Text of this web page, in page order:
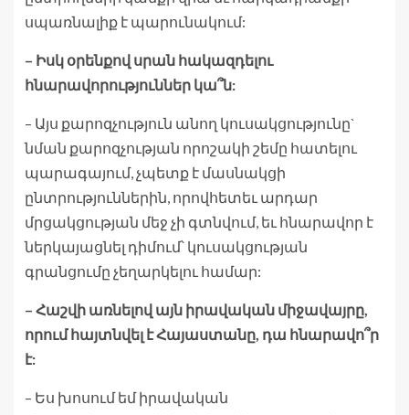
սպառնալիք է պարունակում:
– Իսկ օրենքով սրան հակազդելու
հնարավորություններ կա՞ն:
– Այս քարոզչություն անող կուսակցությունը`
նման քարոզչության որոշակի շեմը հատելու
պարագայում, չպետք է մասնակցի
ընտրություններին, որովհետեւ արդար
մրցակցության մեջ չի գտնվում, եւ հնարավոր է
ներկայացնել դիմում՝ կուսակցության
գրանցումը չեղարկելու համար:
– Հաշվի առնելով այն իրավական միջավայրը,
որում հայտնվել է Հայաստանը, դա հնարավո՞ր
է:
– Ես խոսում եմ իրավական